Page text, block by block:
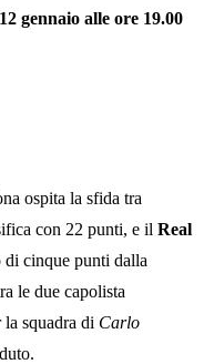
gennaio alle ore 19.00
ospita la sfida tra
con 22 punti, e il Real
di cinque punti dalla
le due capolista
la squadra di Carlo